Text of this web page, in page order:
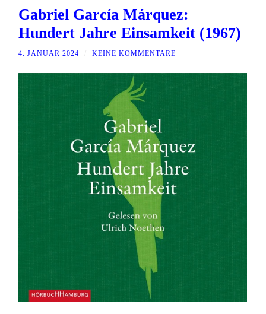
Gabriel García Márquez:
Hundert Jahre Einsamkeit (1967)
4. JANUAR 2024 KEINE KOMMENTARE